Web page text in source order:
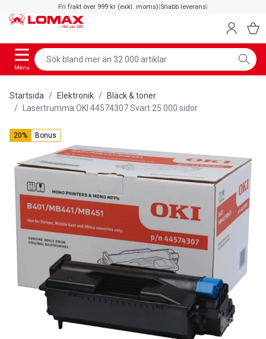
Fri frakt över 999 kr (exkl. moms)|Snabb leverans|
Menu
Startsida Elektronik
Bläck & toner
Lasertrumma OKI 44574307 Svart 25 000 sidor
20% Bonus